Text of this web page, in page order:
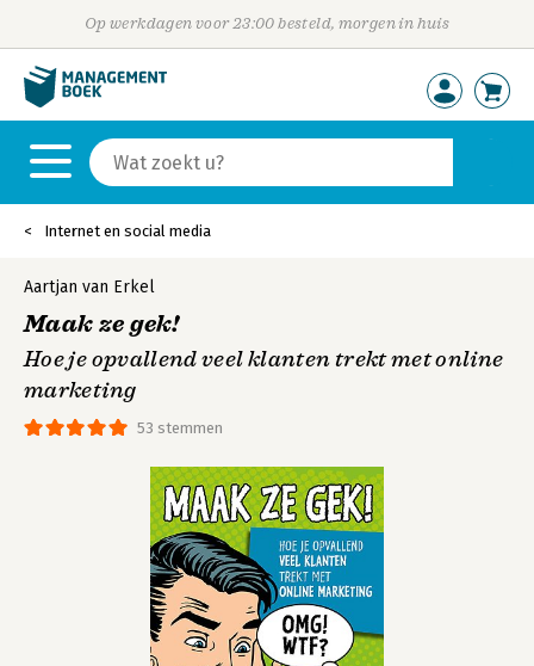
Op werkdagen voor 23:00 besteld, morgen in huis
Internet en social media
53 stemmen
Aartjan van Erkel
Maak ze gek!
Hoe je opvallend veel klanten trekt met online
marketing